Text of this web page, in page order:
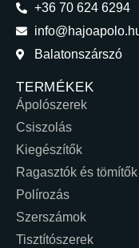
+36 70 624 6294
Balatonszárszó
TERMÉKEK
Ápolószerek
Csiszolás
Kiegészítők
Ragasztók és tömítők
Polírozás
Szerszámok
Tisztítószerek